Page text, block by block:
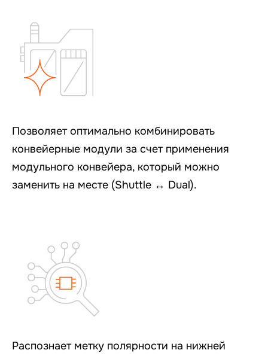
Позволяет оптимально комбинировать
конвейерные модули за счет применения
модульного конвейера, который можно
заменить на месте (Shuttle ↔ Dual).
Распознает метку полярности на нижней